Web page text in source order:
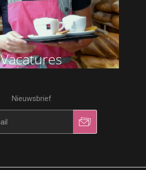
Vacatures
Nieuwsbrief